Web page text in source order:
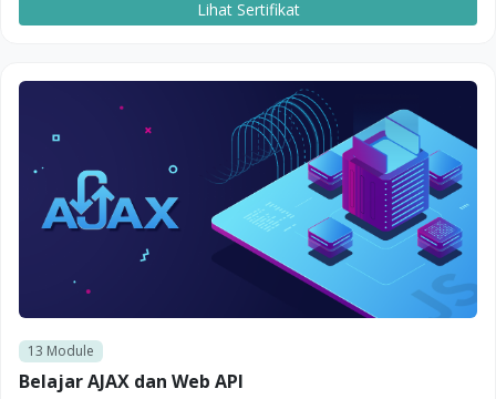
Lihat Sertifikat
13 Module
Belajar AJAX dan Web API